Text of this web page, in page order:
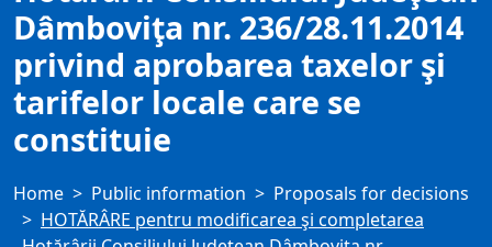
Dâmboviţa nr. 236/28.11.2014
privind aprobarea taxelor şi
tarifelor locale care se
constituie
Home Public information
Proposals for decisions
HOTĂRÂRE pentru modificarea şi completarea